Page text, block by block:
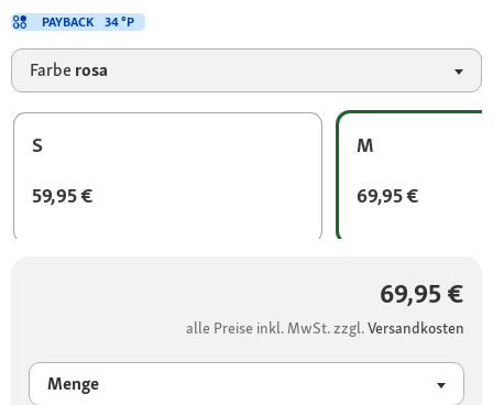
Farbe rosa
S
59,95 €
M
69,95 €
69,95 €
alle Preise inkl. MwSt. zzgl.Versandkosten
Menge
PAYBACK 34 °P